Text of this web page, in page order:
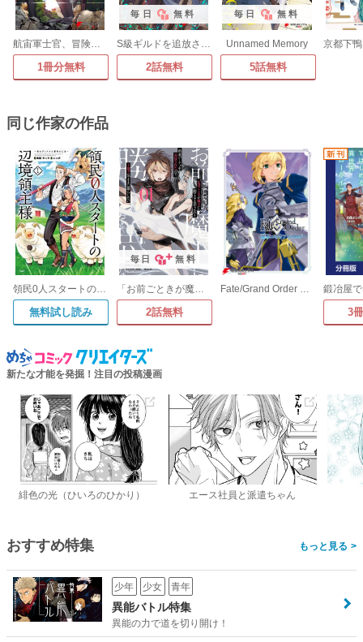
航宙軍士官、冒険者になる
1冊分無料
毎日 無料
S級ギルドを追放されたけど、実は俺だけドラゴンの言葉がわかるので、気付いたときには竜騎士の頂点を極めてました。
2話無料
毎日 無料
Unnamed Memory
5話無料
同じ作家の作品
領民0人スタートの辺境領主様 ～青のディアスと蒼角の乙女～
無料試し読み
毎日 無料
「お前ごときが魔王に勝てると思うな」と勇者パーティを追放されたので、王都で気ままに暮らしたい
2話無料
Fate/Grand Order 電撃コミックアンソロジー
3
新たな才能を発掘！注目の投稿漫画
緋色の光（ひいろのひかり） エース社員と派遣ちゃん
おすすめ特集 >
少年 少女 青年
異能バトル特集
異能の力で道を切り開け！